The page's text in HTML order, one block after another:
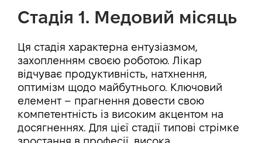
Стадія 1. Медовий місяць
Ця стадія характерна ентузіазмом,
захопленням своєю роботою. Лікар
відчуває продуктивність, натхнення,
оптимізм щодо майбутнього. Ключовий
елемент – прагнення довести свою
компетентність із високим акцентом на
досягненнях. Для цієї стадії типові стрімке
зростання в професії, висока